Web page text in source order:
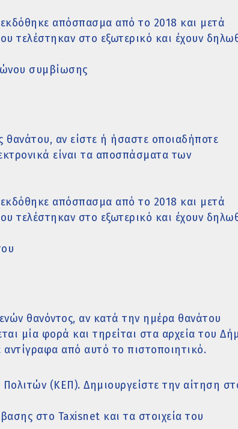
απόσπασμα από το 2018 και μετά
τελέστηκαν στο εξωτερικό και έχουν
συμβίωσης
αν είστε ή ήσαστε οποιαδήποτε
είναι τα αποσπάσματα των
απόσπασμα από το 2018 και μετά
τελέστηκαν στο εξωτερικό και έχουν
θανόντος, αν κατά την ημέρα θανάτου
μία φορά και τηρείται στα αρχεία του
από αυτό το πιστοποιητικό.
(ΚΕΠ). Δημιουργείστε την αίτηση
στο Taxisnet και τα στοιχεία του